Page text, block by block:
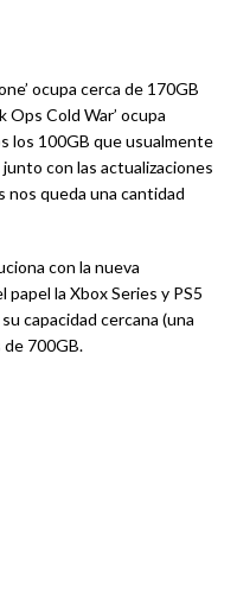
ocupa cerca de 170GB
Ops Cold War’ ocupa
los 100GB que usualmente
con las actualizaciones
nos queda una cantidad
con la nueva
la Xbox Series y PS5
capacidad cercana (una
de 700GB.